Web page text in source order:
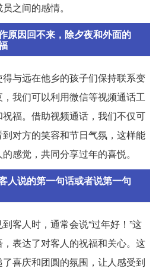
之间的感情。
原因回不来，除夕夜和外面的
与远在他乡的孩子们保持联系变
我们可以利用微信等视频通话工
福。借助视频通话，我们不仅可
对方的笑容和节日气氛，这样能
感觉，共同分享过年的喜悦。
人说的第一句话或者说第一句
客人时，通常会说“过年好！”这
表达了对客人的祝福和关心。这
喜庆和团圆的氛围，让人感受到